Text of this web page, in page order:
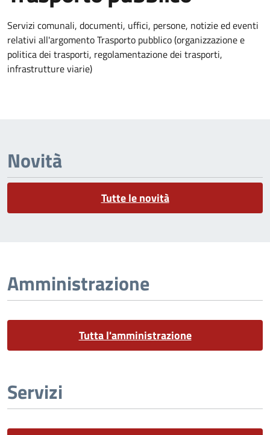
Dettagli dell'argomento
Servizi comunali, documenti, uffici, persone, notizie ed eventi
relativi all'argomento Trasporto pubblico (organizzazione e
politica dei trasporti, regolamentazione dei trasporti,
infrastrutture viarie)
Novità
Tutte le novità
Amministrazione
Tutta l'amministrazione
Servizi